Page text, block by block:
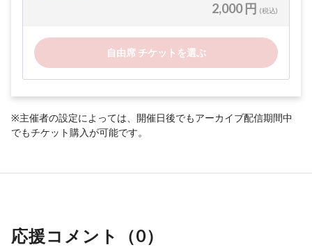
2,000 円 (税込)
自由席 チケットを選ぶ
※主催者の設定によっては、開催日後でもアーカイブ配信期間中
でもチケット購入が可能です。
応援コメント（0）